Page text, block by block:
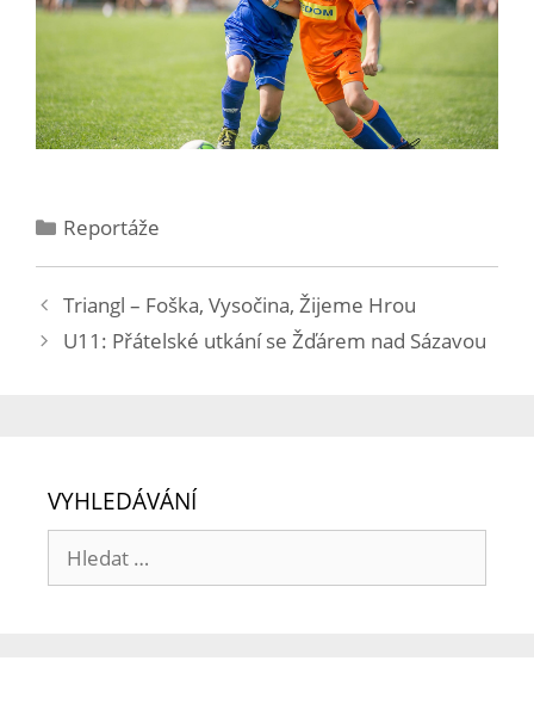
Reportáže
Triangl – Foška, Vysočina, Žijeme Hrou
U11: Přátelské utkání se Žďárem nad Sázavou
VYHLEDÁVÁNÍ